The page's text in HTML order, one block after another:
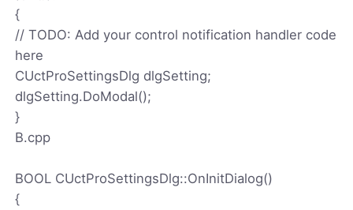
{
// TODO: Add your control notification handler code
here
CUctProSettingsDlg dlgSetting;
dlgSetting.DoModal();
}
B.cpp
BOOL CUctProSettingsDlg::OnInitDialog()
{